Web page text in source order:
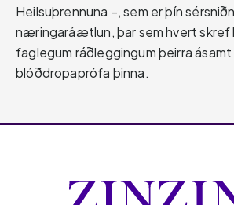
Heilsuþrennuna –, sem er þín
næringaráætlun, þar sem hvert skref
faglegum ráðleggingum þeirra
blóðdropaprófa þinna.